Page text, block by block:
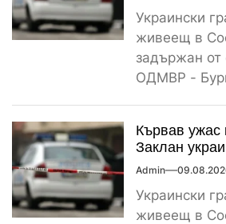
Украински
живеещ в
задържан от
ОДМВР -
Кървав ужас
Заклан
Admin
Украински
живеещ в